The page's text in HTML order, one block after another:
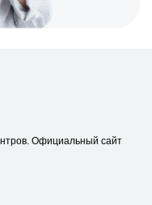
Официальный сайт